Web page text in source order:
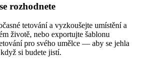
rozhodnete
tetování a vyzkoušejte umístění a
životě, nebo exportujte šablonu
pro svého umělce — aby se jehla
si budete jistí.